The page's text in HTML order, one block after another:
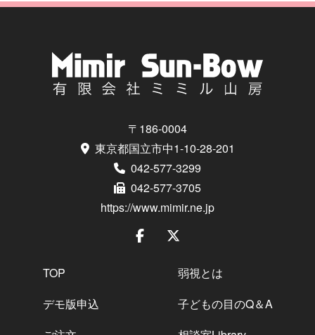
〒186-0004
東京都国立市中1-10-28-201
042-577-3299
042-577-3705
https://www.mimir.ne.jp
TOP
デモ版申込
弱視とは
子どもの目のQ＆A